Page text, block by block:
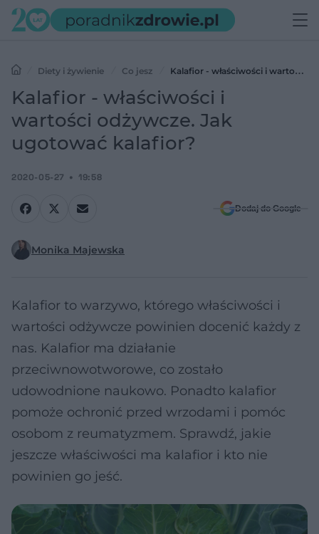
Diety i żywienie Co jesz
Kalafior - właściwości i wartości
odżywcze. Jak ugotować kalafior?
Kalafior - właściwości i
wartości odżywcze. Jak
ugotować kalafior?
2020-05-27 19:58
Dodaj do Google
Monika Majewska
Kalafior to warzywo, którego właściwości i
wartości odżywcze powinien docenić każdy z
nas. Kalafior ma działanie
przeciwnowotworowe, co zostało
udowodnione naukowo. Ponadto kalafior
pomoże ochronić przed wrzodami i pomóc
osobom z reumatyzmem. Sprawdź, jakie
jeszcze właściwości ma kalafior i kto nie
powinien go jeść.